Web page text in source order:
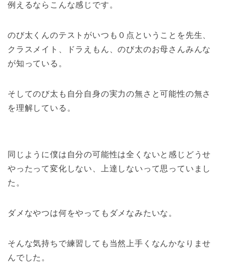
例えるならこんな感じです。
のび太くんのテストがいつも０点ということを先生、
クラスメイト、ドラえもん、のび太のお母さんみんな
が知っている。
そしてのび太も自分自身の実力の無さと可能性の無さ
を理解している。
同じように僕は自分の可能性は全くないと感じどうせ
やったって変化しない、上達しないって思っていまし
た。
ダメなやつは何をやってもダメなみたいな。
そんな気持ちで練習しても当然上手くなんかなりませ
んでした。